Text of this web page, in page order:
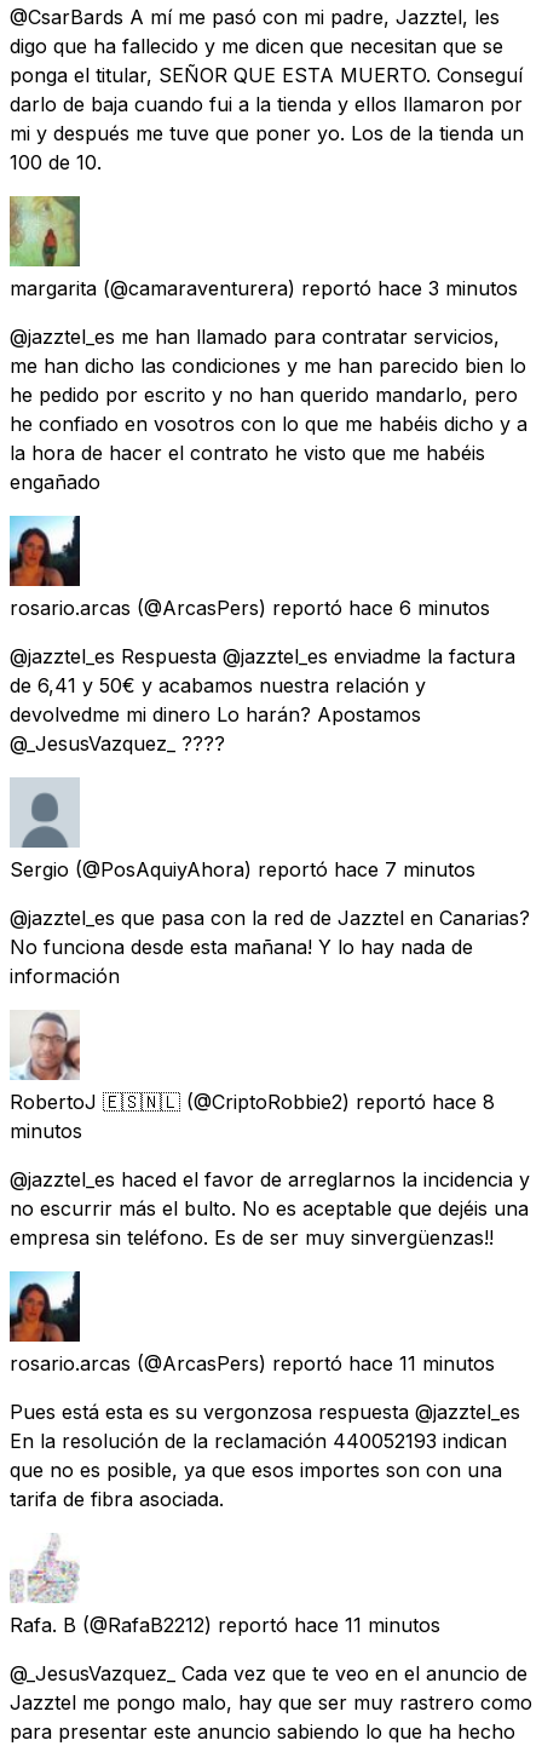
@CsarBards A mí me pasó con mi padre, Jazztel, les
digo que ha fallecido y me dicen que necesitan que se
ponga el titular, SEÑOR QUE ESTA MUERTO. Conseguí
darlo de baja cuando fui a la tienda y ellos llamaron por
mi y después me tuve que poner yo. Los de la tienda un
100 de 10.
margarita (@camaraventurera) reportó hace 3 minutos
@jazztel_es me han llamado para contratar servicios,
me han dicho las condiciones y me han parecido bien lo
he pedido por escrito y no han querido mandarlo, pero
he confiado en vosotros con lo que me habéis dicho y a
la hora de hacer el contrato he visto que me habéis
engañado
rosario.arcas (@ArcasPers) reportó hace 6 minutos
@jazztel_es Respuesta @jazztel_es enviadme la factura
de 6,41 y 50€ y acabamos nuestra relación y
devolvedme mi dinero Lo harán? Apostamos
@_JesusVazquez_ ????
Sergio (@PosAquiyAhora) reportó hace 7 minutos
@jazztel_es que pasa con la red de Jazztel en Canarias?
No funciona desde esta mañana! Y lo hay nada de
información
RobertoJ 🇪🇸🇳🇱 (@CriptoRobbie2) reportó hace 8
minutos
@jazztel_es haced el favor de arreglarnos la incidencia y
no escurrir más el bulto. No es aceptable que dejéis una
empresa sin teléfono. Es de ser muy sinvergüenzas!!
rosario.arcas (@ArcasPers) reportó hace 11 minutos
Pues está esta es su vergonzosa respuesta @jazztel_es
En la resolución de la reclamación 440052193 indican
que no es posible, ya que esos importes son con una
tarifa de fibra asociada.
Rafa. B (@RafaB2212) reportó hace 11 minutos
@_JesusVazquez_ Cada vez que te veo en el anuncio de
Jazztel me pongo malo, hay que ser muy rastrero como
para presentar este anuncio sabiendo lo que ha hecho